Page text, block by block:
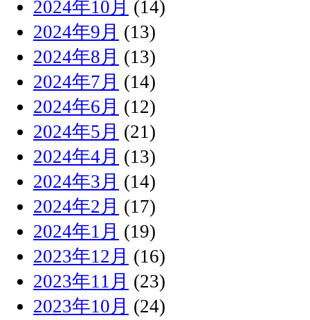
2024年10月 (14)
2024年9月 (13)
2024年8月 (13)
2024年7月 (14)
2024年6月 (12)
2024年5月 (21)
2024年4月 (13)
2024年3月 (14)
2024年2月 (17)
2024年1月 (19)
2023年12月 (16)
2023年11月 (23)
2023年10月 (24)